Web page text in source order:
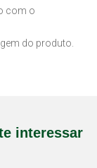
com o
do produto.
interessar